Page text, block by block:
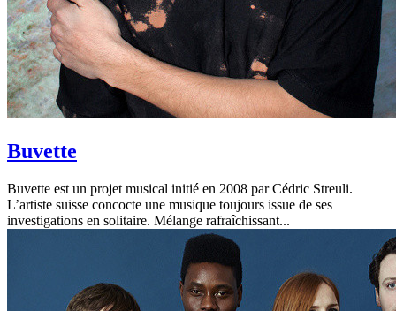
Buvette
Buvette est un projet musical initié en 2008 par Cédric Streuli.
L’artiste suisse concocte une musique toujours issue de ses
investigations en solitaire. Mélange rafraîchissant...